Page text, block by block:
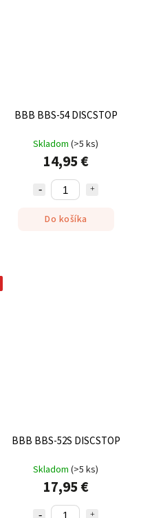
BBB BBS-54 DISCSTOP
Skladom(>5 ks)
14,95 €
Do košíka
BBB BBS-52S DISCSTOP
Skladom(>5 ks)
17,95 €